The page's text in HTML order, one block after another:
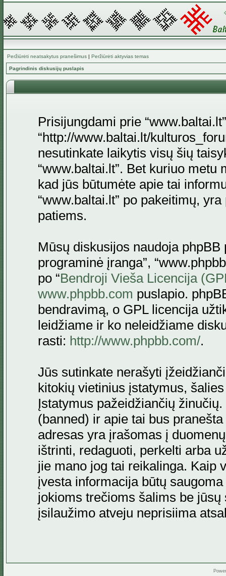
Peržiūrėti neatsakytus pranešimus | Peržiūrėti aktyvias temas
Pagrindinis diskusijų puslapis
Prisijungdami prie
“http://www.baltai.lt/
nesutinkate laikytis visų šių
“www.baltai.lt”. Bet kuriuo
kad jūs būtumėte apie tai
“www.baltai.lt” po pakeitimų,
patiems.
Mūsų diskusijos naudoja phpBB
programinė įranga”,
po “Bendroji Vieša Licencija
www.phpbb.com puslapio.
bendravimą, o GPL licencija
leidžiame ir ko neleidžiame
rasti: http://www.phpbb.com/.
Jūs sutinkate nerašyti
kitokių vietinius įstatymus,
Įstatymus pažeidžiančių
(banned) ir apie tai bus
adresas yra įrašomas į
ištrinti, redaguoti, perkelti arba
jie mano jog tai reikalinga. Kaip
įvesta informacija būtų
jokioms trečioms šalims be jūsų
įsilaužimo atveju neprisiima